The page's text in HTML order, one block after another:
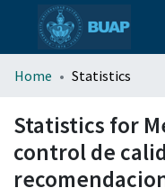
All of DSpace
Home Statistics
Statistics for
control de